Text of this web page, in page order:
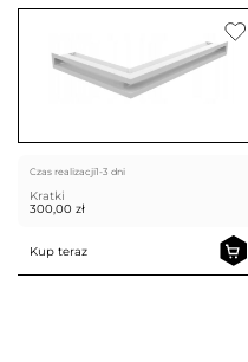
Czas realizacji1-3 dni
Kratki
300,00 zł
Kup teraz